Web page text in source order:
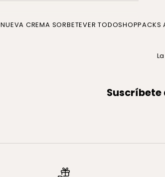
NUEVA CREMA SORBETEVER TODOSHOPPACKS